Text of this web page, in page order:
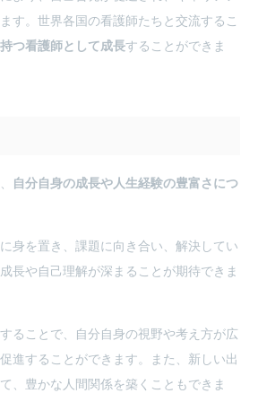
す。世界各国の看護師たちと交流するこ
つ看護師として成長することができま
自分自身の成長や人生経験の豊富さにつ
身を置き、課題に向き合い、解決してい
長や自己理解が深まることが期待できま
ることで、自分自身の視野や考え方が広
進することができます。また、新しい出
、豊かな人間関係を築くこともできま